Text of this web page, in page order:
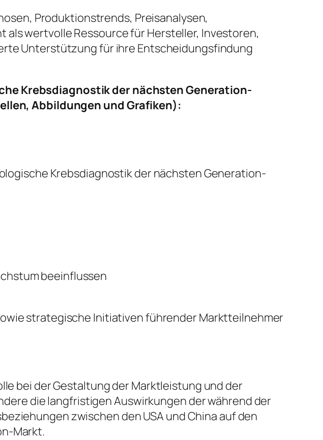
Produktionstrends, Preisanalysen,
wertvolle Ressource für Hersteller, Investoren,
Unterstützung für ihre Entscheidungsfindung
Krebsdiagnostik der nächsten Generation-
Abbildungen und Grafiken):
Krebsdiagnostik der nächsten Generation-
beeinflussen
strategische Initiativen führender Marktteilnehmer
bei der Gestaltung der Marktleistung und der
die langfristigen Auswirkungen der während der
zwischen den USA und China auf den
Markt.